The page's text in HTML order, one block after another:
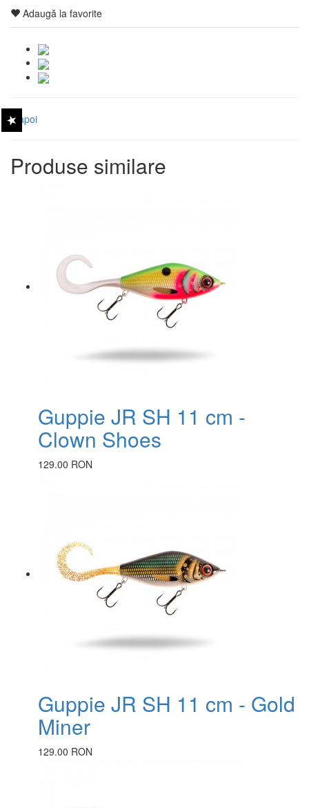
Adaugă la favorite
Înapoi
Produse similare
Guppie JR SH 11 cm -
Clown Shoes
129.00 RON
Guppie JR SH 11 cm - Gold
Miner
129.00 RON